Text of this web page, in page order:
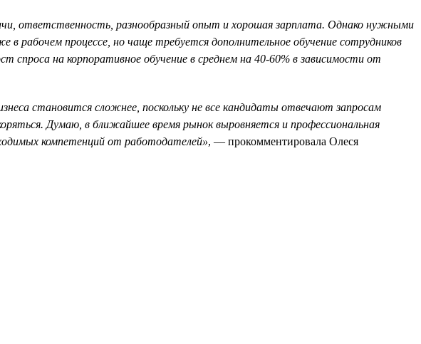
ответственность, разнообразный опыт и хорошая зарплата. Однако нужными
процессе, но чаще требуется дополнительное обучение сотрудников
на корпоративное обучение в среднем на 40-60% в зависимости от
становится сложнее, поскольку не все кандидаты отвечают запросам
Думаю, в ближайшее время рынок выровняется и профессиональная
компетенций от работодателей», — прокомментировала Олеся